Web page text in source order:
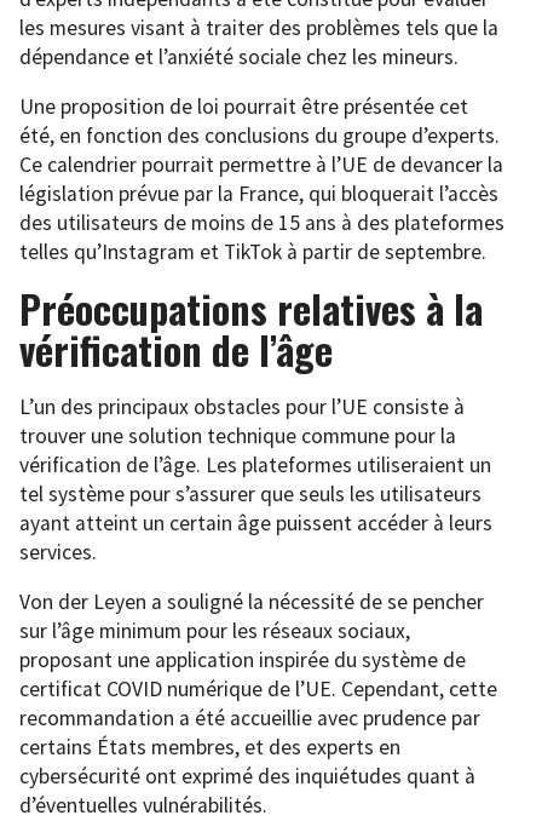
les mesures visant à traiter des problèmes tels que la
dépendance et l’anxiété sociale chez les mineurs.
Une proposition de loi pourrait être présentée cet
été, en fonction des conclusions du groupe d’experts.
Ce calendrier pourrait permettre à l’UE de devancer la
législation prévue par la France, qui bloquerait l’accès
des utilisateurs de moins de 15 ans à des plateformes
telles qu’Instagram et TikTok à partir de septembre.
Préoccupations relatives à la
vérification de l’âge
L’un des principaux obstacles pour l’UE consiste à
trouver une solution technique commune pour la
vérification de l’âge. Les plateformes utiliseraient un
tel système pour s’assurer que seuls les utilisateurs
ayant atteint un certain âge puissent accéder à leurs
services.
Von der Leyen a souligné la nécessité de se pencher
sur l’âge minimum pour les réseaux sociaux,
proposant une application inspirée du système de
certificat COVID numérique de l’UE. Cependant, cette
recommandation a été accueillie avec prudence par
certains États membres, et des experts en
cybersécurité ont exprimé des inquiétudes quant à
d’éventuelles vulnérabilités.